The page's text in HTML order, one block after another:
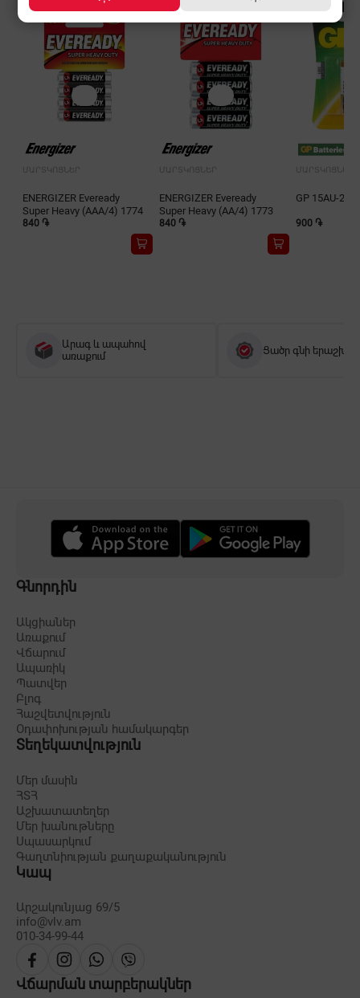
ՄԱՐՏԿՈՑՆԵՐ
ENERGIZER Eveready
Super Heavy (AAA/4) 1774
840 ֏
ՄԱՐՏԿՈՑՆԵՐ
ENERGIZER Eveready
Super Heavy (AA/4) 1773
840 ֏
ՄԱՐՏԿՈՑՆԵՐ
GP 15AU-
900 ֏
Արագ և ապահով
առաքում
Ցածր գնի երաշխիք
Գնորդին
Ակցիաներ
Առաքում
Վճարում
Ապառիկ
Պատվեր
Բլոգ
Հաշվետվություն
Օդափոխության համակարգեր
Տեղեկատվություն
Մեր մասին
ՀՏՀ
Աշխատատեղեր
Մեր խանութները
Սպասարկում
Գաղտնիության քաղաքականություն
Կապ
Արշակունյաց 69/5
info@vlv.am
010-34-99-44
Վճարման տարբերակներ